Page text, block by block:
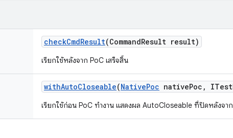
checkCmdResult(CommandResult result)
เรียกใช้หลังจาก PoC เสร็จสิ้น
withAutoCloseable(NativePoc nativePoc , ITest
เรียกใช้ก่อน PoC ทำงาน แสดงผล AutoCloseable ที่ปิดหลังจา